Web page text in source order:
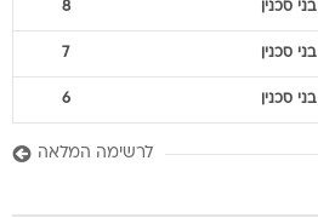
בני סכנין 8
בני סכנין 7
בני סכנין 6
לרשימה המלאה